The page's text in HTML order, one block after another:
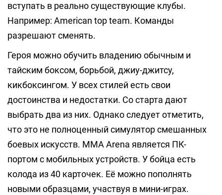
вступать в реально существующие клубы.
Например: American top team. Команды
разрешают сменять.
Героя можно обучить владению обычным и
тайским боксом, борьбой, джиу-джитсу,
кикбоксингом. У всех стилей есть свои
достоинства и недостатки. Со старта дают
выбрать два из них. Однако следует отметить,
что это не полноценный симулятор смешанных
боевых искусств. MMA Arena является ПК-
портом с мобильных устройств. У бойца есть
колода из 40 карточек. Её можно пополнять
новыми образцами, участвуя в мини-играх.